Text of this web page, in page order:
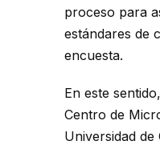
proceso para
estándares de
encuesta.
En este
Centro de
Universidad